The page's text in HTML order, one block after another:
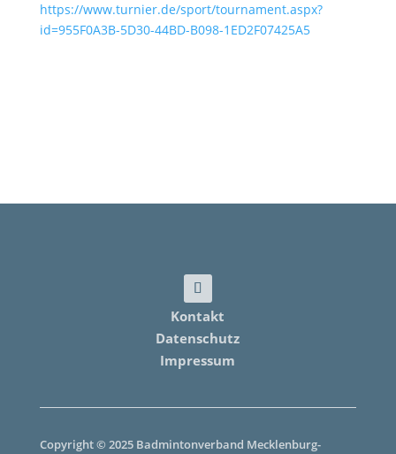
https://www.turnier.de/sport/tournament.aspx?
id=955F0A3B-5D30-44BD-B098-1ED2F07425A5
Kontakt
Datenschutz
Impressum
Copyright © 2025 Badmintonverband Mecklenburg-